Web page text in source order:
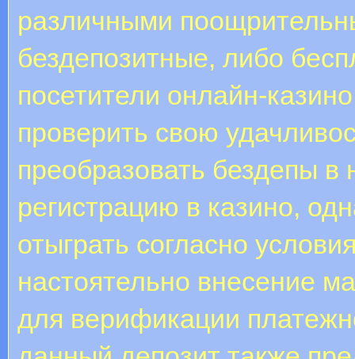
различными
бездепозитные, либо
посетители онлайн-
проверить свою
преобразовать бездепы в
регистрацию в казино,
отыграть согласно
настоятельно внесение
для верификации